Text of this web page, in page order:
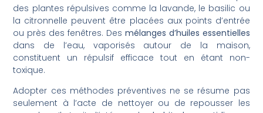
des plantes répulsives comme la lavande, le basilic ou
la citronnelle peuvent être placées aux points d’entrée
ou près des fenêtres. Des mélanges d’huiles essentielles
dans de l’eau, vaporisés autour de la maison,
constituent un répulsif efficace tout en étant non-
toxique.
Adopter ces méthodes préventives ne se résume pas
seulement à l’acte de nettoyer ou de repousser les